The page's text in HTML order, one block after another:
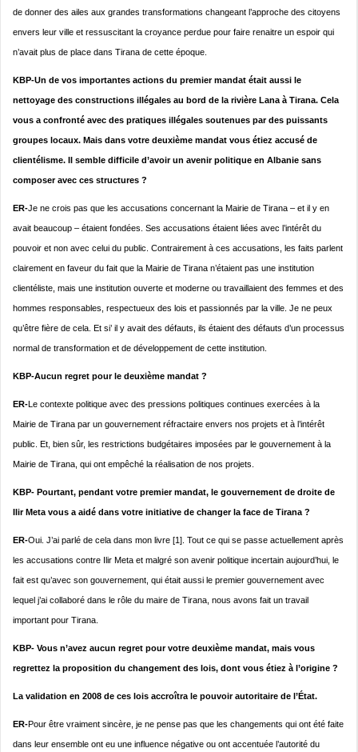
de donner des ailes aux grandes transformations changeant l’approche des citoyens
envers leur ville et ressuscitant la croyance perdue pour faire renaitre un espoir qui
n’avait plus de place dans Tirana de cette époque.
KBP-Un de vos importantes actions du premier mandat était aussi le
nettoyage des constructions illégales au bord de la rivière Lana à Tirana. Cela
vous a confronté avec des pratiques illégales soutenues par des puissants
groupes locaux. Mais dans votre deuxième mandat vous étiez accusé de
clientélisme. Il semble difficile d’avoir un avenir politique en Albanie sans
composer avec ces structures ?
ER-Je ne crois pas que les accusations concernant la Mairie de Tirana – et il y en
avait beaucoup – étaient fondées. Ses accusations étaient liées avec l’intérêt du
pouvoir et non avec celui du public. Contrairement à ces accusations, les faits parlent
clairement en faveur du fait que la Mairie de Tirana n’étaient pas une institution
clientéliste, mais une institution ouverte et moderne ou travaillaient des femmes et des
hommes responsables, respectueux des lois et passionnés par la ville. Je ne peux
qu’être fière de cela. Et si’ il y avait des défauts, ils étaient des défauts d’un processus
normal de transformation et de développement de cette institution.
KBP-Aucun regret pour le deuxième mandat ?
ER-Le contexte politique avec des pressions politiques continues exercées à la
Mairie de Tirana par un gouvernement réfractaire envers nos projets et à l’intérêt
public. Et, bien sûr, les restrictions budgétaires imposées par le gouvernement à la
Mairie de Tirana, qui ont empêché la réalisation de nos projets.
KBP- Pourtant, pendant votre premier mandat, le gouvernement de droite de
Ilir Meta vous a aidé dans votre initiative de changer la face de Tirana ?
ER-Oui. J’ai parlé de cela dans mon livre [1]. Tout ce qui se passe actuellement après
les accusations contre Ilir Meta et malgré son avenir politique incertain aujourd’hui, le
fait est qu’avec son gouvernement, qui était aussi le premier gouvernement avec
lequel j’ai collaboré dans le rôle du maire de Tirana, nous avons fait un travail
important pour Tirana.
KBP- Vous n’avez aucun regret pour votre deuxième mandat, mais vous
regrettez la proposition du changement des lois, dont vous étiez à l’origine ?
La validation en 2008 de ces lois accroîtra le pouvoir autoritaire de l’État.
ER-Pour être vraiment sincère, je ne pense pas que les changements qui ont été faite
dans leur ensemble ont eu une influence négative ou ont accentuée l’autorité du